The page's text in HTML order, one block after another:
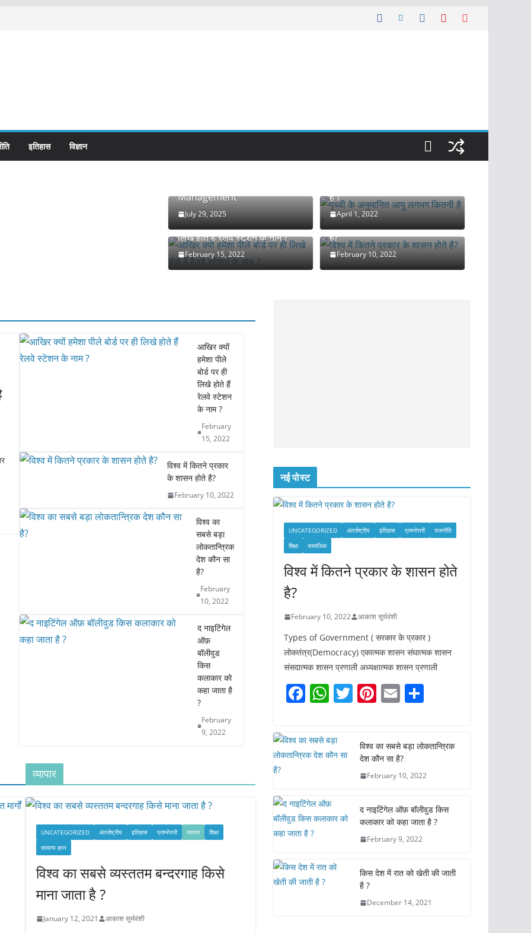
इतिहास विज्ञान
Management
July 29, 2025
है ?
April 1, 2022
आखिर क्यों हमेशा पीले बोर्ड पर ही
लिखे होते हैं रेलवे स्टेशन के नाम ?
February 15, 2022
विश्व में कितने प्रकार के शासन होते
है?
February 10, 2022
आखिर क्यों
हमेशा पीले
बोर्ड पर ही
लिखे होते हैं
रेलवे स्टेशन
के नाम ?
February
15, 2022
विश्व में कितने प्रकार
के शासन होते है?
February 10, 2022
विश्व का
सबसे बड़ा
लोकतान्त्रिक
देश कौन सा
है?
February
10, 2022
द नाइटिंगेल
ऑफ़
बॉलीवुड
किस
कलाकार को
कहा जाता है
?
February
9, 2022
व्यापार
UNCATEGORIZED अंतर्राष्ट्रीय इतिहास प्रश्नोत्तरी व्यापार
शिक्षा
सामान्य ज्ञान
विश्व का सबसे व्यस्ततम बन्दरगाह किसे
माना जाता है ?
January 12, 2021 आकाश सूर्यवंशी
नई पोस्ट
UNCATEGORIZED अंतर्राष्ट्रीय इतिहास प्रश्नोत्तरी
राजनीति
शिक्षा
सामाजिक
विश्व में कितने प्रकार के शासन होते
है?
February 10, 2022 आकाश सूर्यवंशी
Types of Government ( सरकार के प्रकार )
लोकतंत्र(Democracy) एकात्मक शासन संघात्मक शासन
संसदात्मक शासन प्रणाली अध्यक्षात्मक शासन प्रणाली
F
c
e
o
k
W
at
s
p
T
er
Pi
e
st
E
l e
विश्व का सबसे बड़ा लोकतान्त्रिक
देश कौन सा है?
February 10, 2022
द नाइटिंगेल ऑफ़ बॉलीवुड किस
कलाकार को कहा जाता है ?
February 9, 2022
किस देश में रात को खेती की जाती
है ?
December 14, 2021